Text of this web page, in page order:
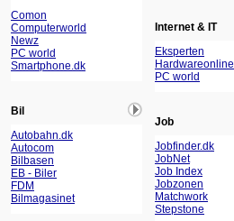
Comon
Computerworld
Newz
PC world
Smartphone.dk
Bil
Autobahn.dk
Autocom
Bilbasen
EB - Biler
FDM
Bilmagasinet
Internet & IT
Eksperten
Hardwareonline
PC world
Job
Jobfinder.dk
JobNet
Job Index
Jobzonen
Matchwork
Stepstone